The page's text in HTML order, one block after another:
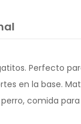
Perfecto
en la base.
comida